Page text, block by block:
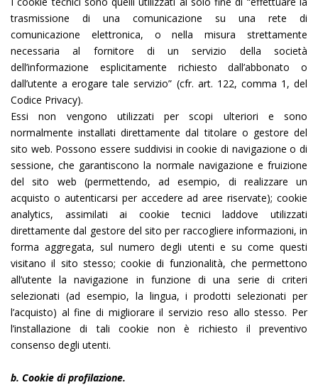
trasmissione di una comunicazione su una rete di
comunicazione elettronica, o nella misura strettamente
necessaria al fornitore di un servizio della società
dell’informazione esplicitamente richiesto dall’abbonato o
dall’utente a erogare tale servizio” (cfr. art. 122, comma 1, del
Codice Privacy).
Essi non vengono utilizzati per scopi ulteriori e sono
normalmente installati direttamente dal titolare o gestore del
sito web. Possono essere suddivisi in cookie di navigazione o di
sessione, che garantiscono la normale navigazione e fruizione
del sito web (permettendo, ad esempio, di realizzare un
acquisto o autenticarsi per accedere ad aree riservate); cookie
analytics, assimilati ai cookie tecnici laddove utilizzati
direttamente dal gestore del sito per raccogliere informazioni, in
forma aggregata, sul numero degli utenti e su come questi
visitano il sito stesso; cookie di funzionalità, che permettono
all’utente la navigazione in funzione di una serie di criteri
selezionati (ad esempio, la lingua, i prodotti selezionati per
l’acquisto) al fine di migliorare il servizio reso allo stesso. Per
l’installazione di tali cookie non è richiesto il preventivo
consenso degli utenti.
b. Cookie di profilazione.